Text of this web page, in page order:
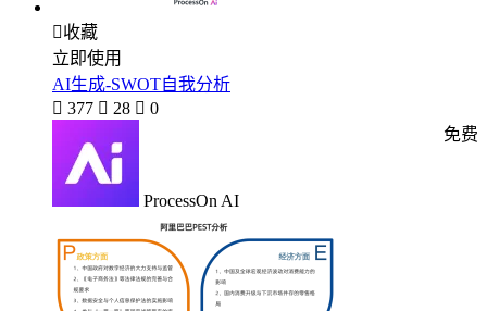
收藏
立即使用
AI生成-SWOT自我分析
 377  28  0
ProcessOn AI
免费